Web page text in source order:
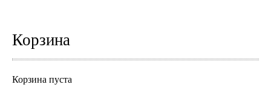
Корзина
Корзина пуста